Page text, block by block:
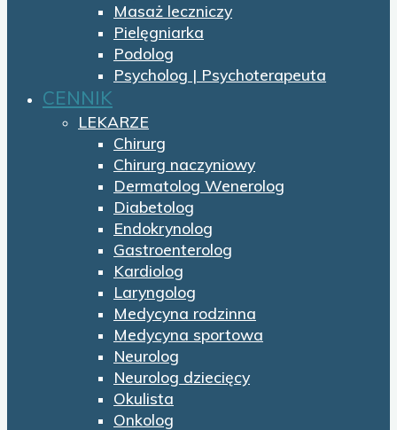
Masaż leczniczy
Pielęgniarka
Podolog
Psycholog | Psychoterapeuta
CENNIK
LEKARZE
Chirurg
Chirurg naczyniowy
Dermatolog Wenerolog
Diabetolog
Endokrynolog
Gastroenterolog
Kardiolog
Laryngolog
Medycyna rodzinna
Medycyna sportowa
Neurolog
Neurolog dziecięcy
Okulista
Onkolog